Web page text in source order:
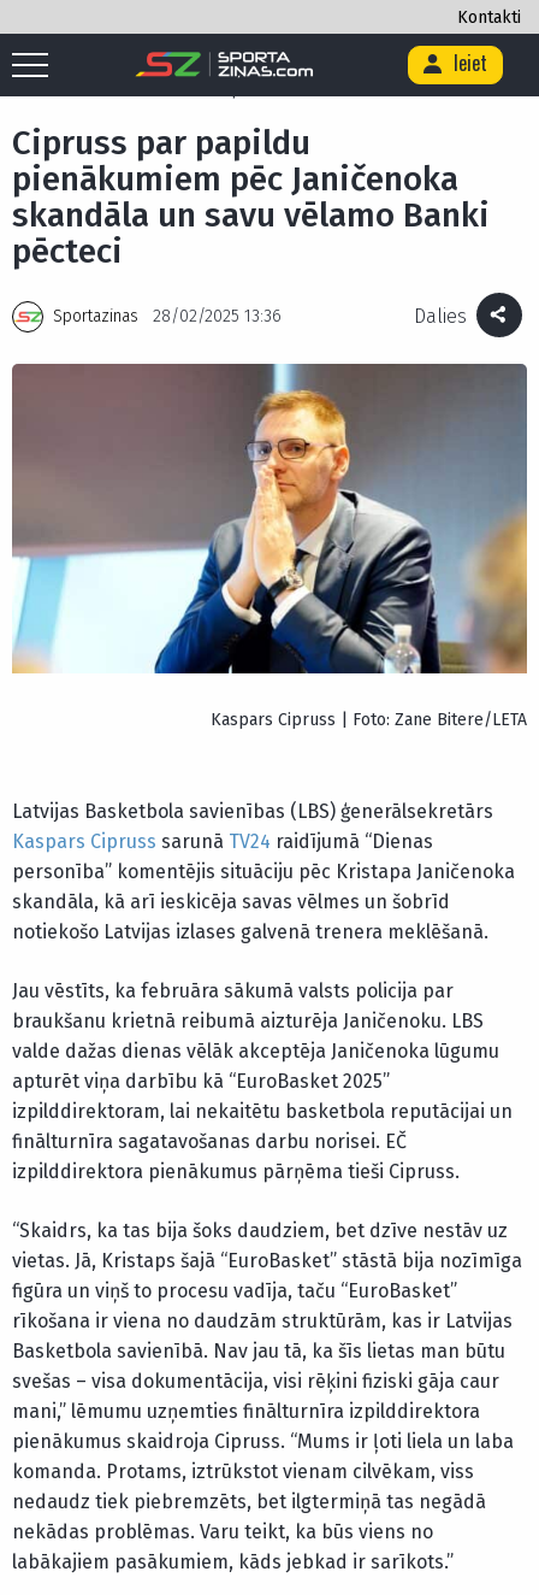
Kontakti
Ieiet
Sākums Basketbols / Cipruss par papildu pienākumiem pēc Janičenoka
Cipruss par papildu
pienākumiem pēc Janičenoka
skandāla un savu vēlamo Banki
pēcteci
Sportazinas 28/02/2025 13:36 Dalies
Kaspars Cipruss | Foto: Zane Bitere/LETA
Latvijas Basketbola savienības (LBS) ģenerālsekretārs
Kaspars Cipruss sarunā TV24 raidījumā “Dienas
personība” komentējis situāciju pēc Kristapa Janičenoka
skandāla, kā arī ieskicēja savas vēlmes un šobrīd
notiekošo Latvijas izlases galvenā trenera meklēšanā.
Jau vēstīts, ka februāra sākumā valsts policija par
braukšanu krietnā reibumā aizturēja Janičenoku. LBS
valde dažas dienas vēlāk akceptēja Janičenoka lūgumu
apturēt viņa darbību kā “EuroBasket 2025”
izpilddirektoram, lai nekaitētu basketbola reputācijai un
finālturnīra sagatavošanas darbu norisei. EČ
izpilddirektora pienākumus pārņēma tieši Cipruss.
“Skaidrs, ka tas bija šoks daudziem, bet dzīve nestāv uz
vietas. Jā, Kristaps šajā “EuroBasket” stāstā bija nozīmīga
figūra un viņš to procesu vadīja, taču “EuroBasket”
rīkošana ir viena no daudzām struktūrām, kas ir Latvijas
Basketbola savienībā. Nav jau tā, ka šīs lietas man būtu
svešas – visa dokumentācija, visi rēķini fiziski gāja caur
mani,” lēmumu uzņemties finālturnīra izpilddirektora
pienākumus skaidroja Cipruss. “Mums ir ļoti liela un laba
komanda. Protams, iztrūkstot vienam cilvēkam, viss
nedaudz tiek piebremzēts, bet ilgtermiņā tas negādā
nekādas problēmas. Varu teikt, ka būs viens no
labākajiem pasākumiem, kāds jebkad ir sarīkots.”